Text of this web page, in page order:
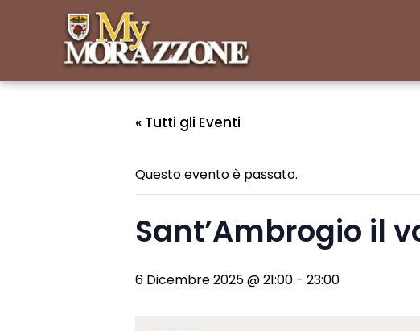
« Tutti gli Eventi
Questo evento è passato.
Sant’Ambrogio il
6 Dicembre 2025 @ 21:00 - 23:00